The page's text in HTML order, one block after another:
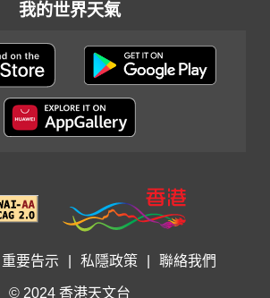
我的世界天氣
重要告示 私隱政策 聯絡我們
© 2024 香港天文台